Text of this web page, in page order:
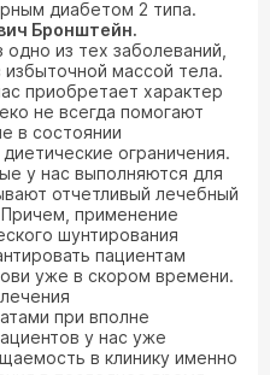
диабетом 2 типа.
Бронштейн.
из тех заболеваний,
избыточной массой тела.
приобретает характер
не всегда помогают
в состоянии
ограничения.
у нас выполняются для
отчетливый лечебный
применение
шунтирования
пациентам
уже в скором времени.
при вполне
у нас уже
в клинику именно